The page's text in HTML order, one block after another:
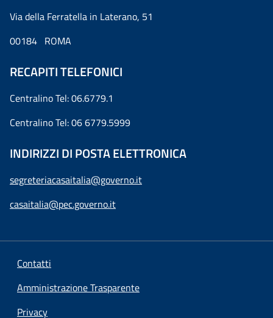
Via della Ferratella in Laterano, 51
00184 ROMA
RECAPITI TELEFONICI
Centralino Tel: 06.6779.1
Centralino Tel: 06 6779.5999
INDIRIZZI DI POSTA ELETTRONICA
segreteriacasaitalia@governo.it
casaitalia@pec.governo.it
Contatti
Amministrazione Trasparente
Privacy